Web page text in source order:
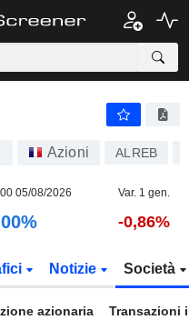
Azioni ALREB
05/08/2026 Var. 1 gen.
-0,86%
Notizie Società
azionaria Transazioni